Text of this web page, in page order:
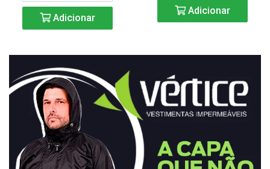
Adicionar
Adicionar